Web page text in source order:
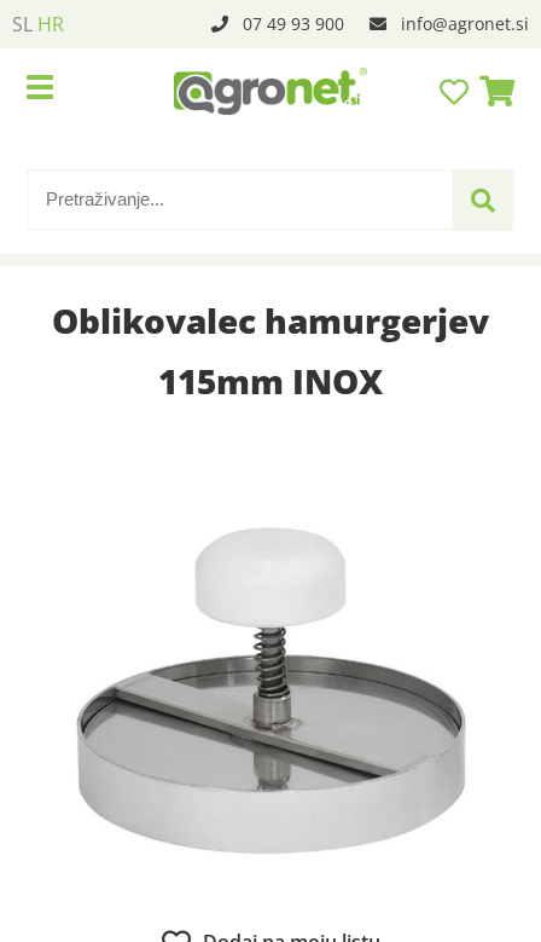
SL HR 07 49 93 900 info agronet.si
Oblikovalec hamurgerjev
115mm INOX